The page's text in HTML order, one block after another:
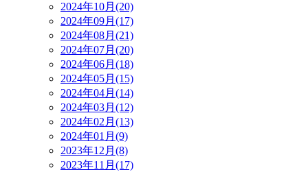
2024年10月(20)
2024年09月(17)
2024年08月(21)
2024年07月(20)
2024年06月(18)
2024年05月(15)
2024年04月(14)
2024年03月(12)
2024年02月(13)
2024年01月(9)
2023年12月(8)
2023年11月(17)